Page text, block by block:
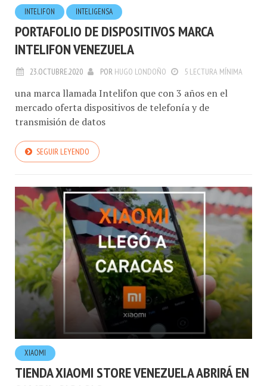
PORTAFOLIO DE DISPOSITIVOS MARCA
INTELIFON VENEZUELA
23.OCTUBRE.2020 PORHUGO LONDOÑO
una marca llamada Intelifon que con 3 años en el
mercado oferta dispositivos de telefonía y de
transmisión de datos
XIAOMI
TIENDA XIAOMI STORE VENEZUELA ABRIRÁ EN
SAMBIL CARACAS